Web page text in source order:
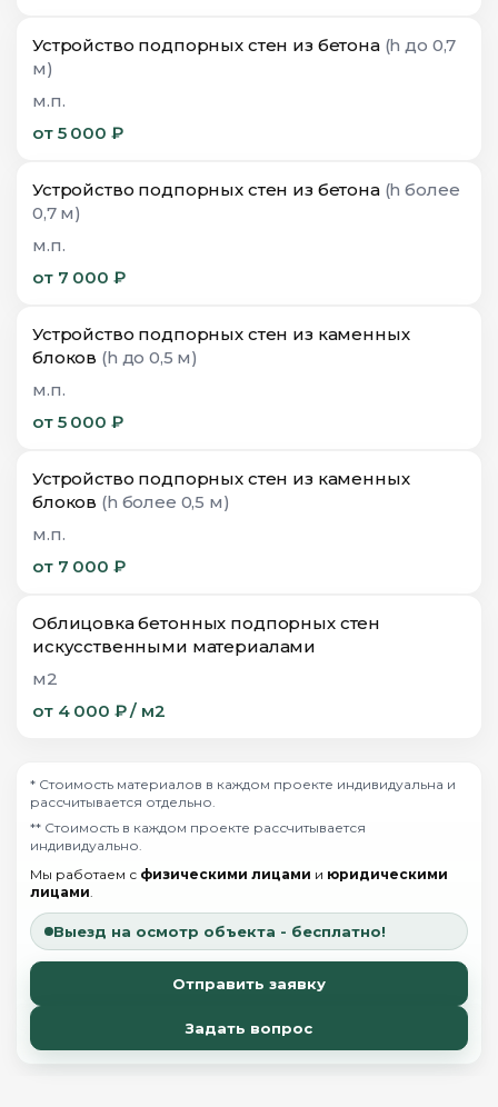
Устройство подпорных стен из бетона (h до 0,7
м)
м.п.
от 5 000 ₽
Устройство подпорных стен из бетона (h более
0,7 м)
м.п.
от 7 000 ₽
Устройство подпорных стен из каменных
блоков (h до 0,5 м)
м.п.
от 5 000 ₽
Устройство подпорных стен из каменных
блоков (h более 0,5 м)
м.п.
от 7 000 ₽
Облицовка бетонных подпорных стен
искусственными материалами
м2
от 4 000 ₽ / м2
* Стоимость материалов в каждом проекте индивидуальна и
рассчитывается отдельно.
** Стоимость в каждом проекте рассчитывается
индивидуально.
Мы работаем с физическими лицами и юридическими
лицами.
Выезд на осмотр объекта - бесплатно!
Отправить заявку
Задать вопрос